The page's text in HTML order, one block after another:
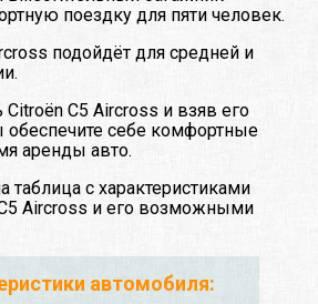
поездку для пяти человек.
подойдёт для средней и
C5 Aircross и взяв его
обеспечите себе комфортные
аренды авто.
таблица с характеристиками
Aircross и его возможными
автомобиля: